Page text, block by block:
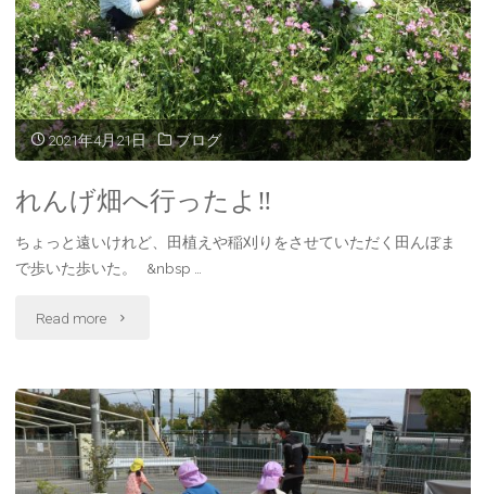
こ"
2021年4月21日 ブログ
れんげ畑へ行ったよ‼
ちょっと遠いけれど、田植えや稲刈りをさせていただく田んぼま
で歩いた歩いた。 &nbsp …
Read more "れ
げ
畑